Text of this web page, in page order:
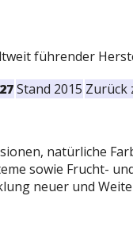
führender
Stand 2015 Zurück
natürliche
sowie Frucht-
neuer und